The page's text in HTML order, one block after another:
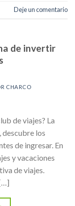
Deje un comentario
de invertir
CHARCO
de viajes? La
descubre los
de ingresar. En
y vacaciones
de viajes.